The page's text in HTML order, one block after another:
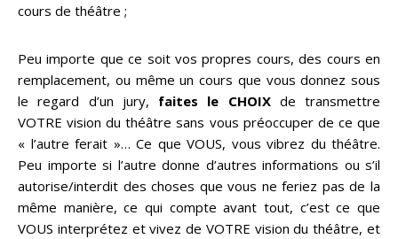
cours de théâtre ;
Peu importe que ce soit vos propres cours, des cours en
remplacement, ou même un cours que vous donnez sous
le regard d’un jury, faites le CHOIXde transmettre
VOTRE vision du théâtre sans vous préoccuper de ce que
« l’autre ferait »… Ce que VOUS, vous vibrez du théâtre.
Peu importe si l’autre donne d’autres informations ou s’il
autorise/interdit des choses que vous ne feriez pas de la
même manière, ce qui compte avant tout, c’est ce que
VOUS interprétez et vivez de VOTRE vision du théâtre, et